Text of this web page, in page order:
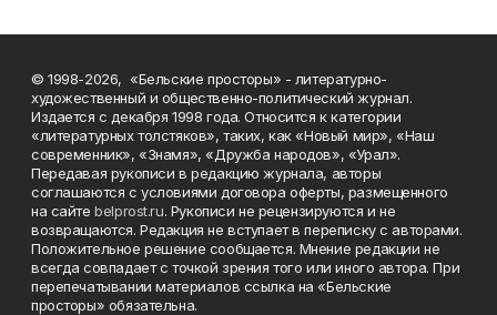
© 1998-2026, «Бельские просторы» - литературно-
художественный и общественно-политический журнал.
Издается с декабря 1998 года. Относится к категории
«литературных толстяков», таких, как «Новый мир», «Наш
современник», «Знамя», «Дружба народов», «Урал».
Передавая рукописи в редакцию журнала, авторы
соглашаются с условиями договора оферты, размещенного
на сайтеbelprost.ru. Рукописи не рецензируются и не
возвращаются. Редакция не вступает в переписку с авторами.
Положительное решение сообщается. Мнение редакции не
всегда совпадает с точкой зрения того или иного автора. При
перепечатывании материалов ссылка на «Бельские
просторы» обязательна.